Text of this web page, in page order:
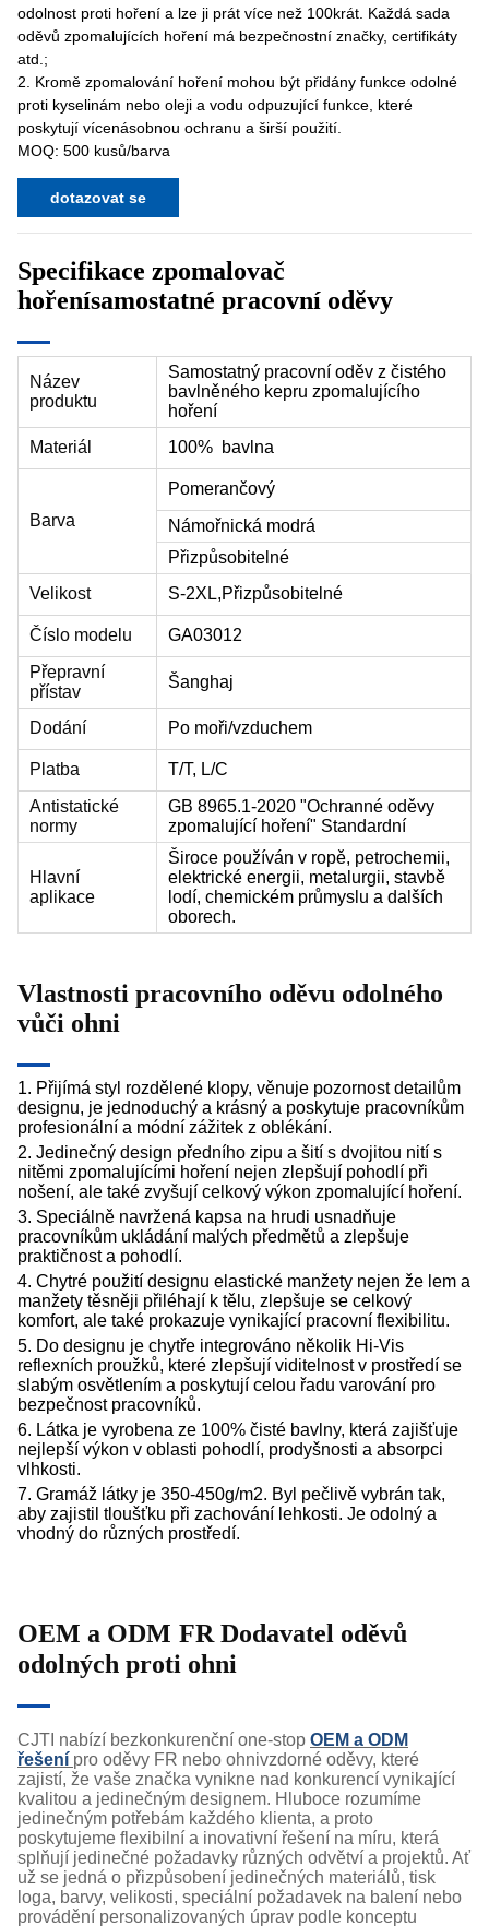
odolnost proti hoření a lze ji prát více než 100krát. Každá sada
oděvů zpomalujících hoření má bezpečnostní značky, certifikáty
atd.;
2. Kromě zpomalování hoření mohou být přidány funkce odolné
proti kyselinám nebo oleji a vodu odpuzující funkce, které
poskytují vícenásobnou ochranu a širší použití.
MOQ: 500 kusů/barva
dotazovat se
Specifikace zpomalovač
hořenísamostatné pracovní oděvy
Název
produktu
Samostatný pracovní oděv z čistého
bavlněného kepru zpomalujícího
hoření
Materiál
100% bavlna
Barva
Pomerančový
Námořnická modrá
Přizpůsobitelné
Velikost
S-2XL,Přizpůsobitelné
Číslo modelu
GA03012
Přepravní
přístav
Šanghaj
Dodání Po moři/vzduchem
Platba
T/T, L/C
Antistatické
normy
GB 8965.1-2020 "Ochranné oděvy
zpomalující hoření" Standardní
Hlavní
aplikace
Široce používán v ropě, petrochemii,
elektrické energii, metalurgii, stavbě
lodí, chemickém průmyslu a dalších
oborech.
Vlastnosti pracovního oděvu odolného
vůči ohni
1. Přijímá styl rozdělené klopy, věnuje pozornost detailům
designu, je jednoduchý a krásný a poskytuje pracovníkům
profesionální a módní zážitek z oblékání.
2. Jedinečný design předního zipu a šití s ​​dvojitou nití s ​​
nitěmi zpomalujícími hoření nejen zlepšují pohodlí při
nošení, ale také zvyšují celkový výkon zpomalující hoření.
3. Speciálně navržená kapsa na hrudi usnadňuje
pracovníkům ukládání malých předmětů a zlepšuje
praktičnost a pohodlí.
4. Chytré použití designu elastické manžety nejen že lem a
manžety těsněji přiléhají k tělu, zlepšuje se celkový
komfort, ale také prokazuje vynikající pracovní flexibilitu.
5. Do designu je chytře integrováno několik Hi-Vis
reflexních proužků, které zlepšují viditelnost v prostředí se
slabým osvětlením a poskytují celou řadu varování pro
bezpečnost pracovníků.
6. Látka je vyrobena ze 100% čisté bavlny, která zajišťuje
nejlepší výkon v oblasti pohodlí, prodyšnosti a absorpci
vlhkosti.
7. Gramáž látky je 350-450g/m2. Byl pečlivě vybrán tak,
aby zajistil tloušťku při zachování lehkosti. Je odolný a
vhodný do různých prostředí.
OEM a ODM FR Dodavatel oděvů
odolných proti ohni
CJTI nabízí bezkonkurenční one-stop OEM a ODM
řešení pro oděvy FR nebo ohnivzdorné oděvy, které
zajistí, že vaše značka vynikne nad konkurencí vynikající
kvalitou a jedinečným designem. Hluboce rozumíme
jedinečným potřebám každého klienta, a proto
poskytujeme flexibilní a inovativní řešení na míru, která
splňují jedinečné požadavky různých odvětví a projektů. Ať
už se jedná o přizpůsobení jedinečných materiálů, tisk
loga, barvy, velikosti, speciální požadavek na balení nebo
provádění personalizovaných úprav podle konceptu